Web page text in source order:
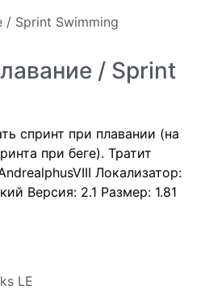
/ Sprint
спринт при плавании (на
при беге). Тратит
Локализатор:
Версия: 2.1 Размер: 1.81